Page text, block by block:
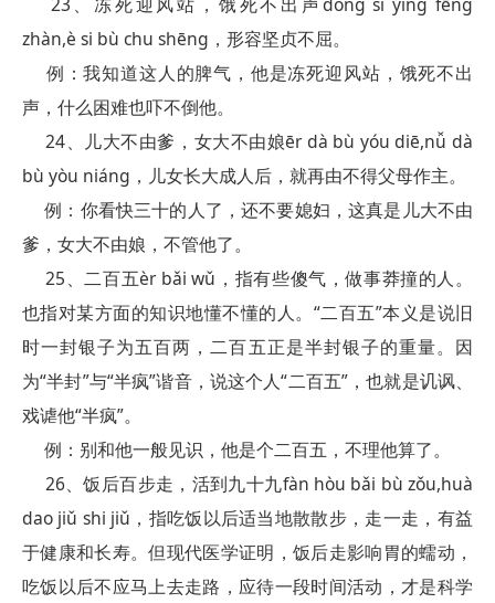
zhàn,è si bù chu shēng，形容坚贞不屈。
例：我知道这人的脾气，他是冻死迎风站，饿死不出
声，什么困难也吓不倒他。
24、儿大不由爹，女大不由娘ēr dà bù yóu diē,nǚ dà
bù yòu niáng，儿女长大成人后，就再由不得父母作主。
例：你看快三十的人了，还不要媳妇，这真是儿大不由
爹，女大不由娘，不管他了。
25、二百五èr bǎi wǔ，指有些傻气，做事莽撞的人。
也指对某方面的知识地懂不懂的人。“二百五”本义是说旧
时一封银子为五百两，二百五正是半封银子的重量。因
为“半封”与“半疯”谐音，说这个人“二百五”，也就是讥讽、
戏谑他“半疯”。
例：别和他一般见识，他是个二百五，不理他算了。
26、饭后百步走，活到九十九fàn hòu bǎi bù zǒu,huà
dao jiǔ shi jiǔ，指吃饭以后适当地散散步，走一走，有益
于健康和长寿。但现代医学证明，饭后走影响胃的蠕动，
吃饭以后不应马上去走路，应待一段时间活动，才是科学